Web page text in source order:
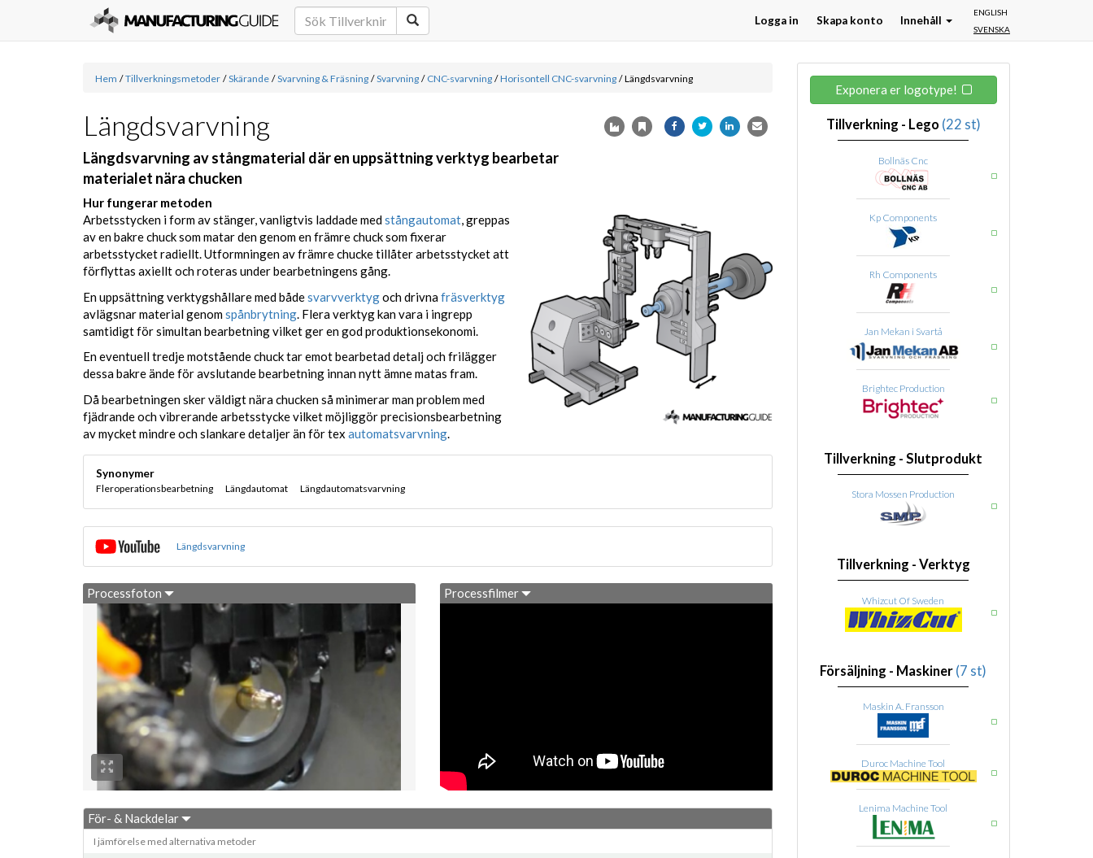
ENGLISH
SVENSKA
Logga in Skapa konto Innehåll
Hem / Tillverkningsmetoder / Skärande / Svarvning & Fräsning / Svarvning / CNC-svarvning / Horisontell CNC-svarvning / Längdsvarvning
Längdsvarvning
Längdsvarvning av stångmaterial där en uppsättning verktyg bearbetar
materialet nära chucken
Hur fungerar metoden
Arbetsstycken i form av stänger, vanligtvis laddade medstångautomat, greppas
av en bakre chuck som matar den genom en främre chuck som fixerar
arbetsstycket radiellt. Utformningen av främre chucke tillåter arbetsstycket att
förflyttas axiellt och roteras under bearbetningens gång.
En uppsättning verktygshållare med bådesvarvverktygoch drivnafräsverktyg
avlägsnar material genomspånbrytning. Flera verktyg kan vara i ingrepp
samtidigt för simultan bearbetning vilket ger en god produktionsekonomi.
En eventuell tredje motstående chuck tar emot bearbetad detalj och frilägger
dessa bakre ände för avslutande bearbetning innan nytt ämne matas fram.
Då bearbetningen sker väldigt nära chucken så minimerar man problem med
fjädrande och vibrerande arbetsstycke vilket möjliggör precisionsbearbetning
av mycket mindre och slankare detaljer än för tex automatsvarvning.
Synonymer
Fleroperationsbearbetning Längdautomat Längdautomatsvarvning
Längdsvarvning
Processfoton Processfilmer
För- & Nackdelar
I jämförelse med alternativa metoder
Exponera er logotype!
Tillverkning - Lego (22 st)
Bollnäs Cnc
Kp Components
Rh Components
Jan Mekan i Svartå
Brightec Production
Tillverkning - Slutprodukt
Stora Mossen Production
Tillverkning - Verktyg
Whizcut Of Sweden
Försäljning - Maskiner (7 st)
Maskin A. Fransson
Duroc Machine Tool
Lenima Machine Tool